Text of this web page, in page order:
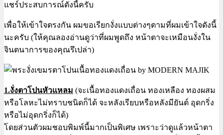
แชร์ประสบการณ์ดังนี้ครับ
เพื่อให้เข้าใจตรงกัน ผมขอเรียกงั่งแบบต่างๆตามที่ผมเข้าใจดังนี้
นะครับ (ให้คุณลองอ่านดูว่าที่ผมพูดถึง หน้าตาจะเหมือนงั่งใน
จินตนาการของคุณรึเปล่า)
1.งั่งตาโปนหัวแหลม (จะเนื้อทองแดงเถื่อน ทองเหลือง ทองผสม
หรือโลหะไม่ทราบชนิดก็ได้ จะหลังเรียบหรือหลังมียันต์ อุดกริ่ง
หรือไม่อุดกริ่งก็ได้)
โดยส่วนตัวผมชอบพิมพ์นี้มากเป็นพิเศษ เพราะว่าดูแล้วหน้าตา